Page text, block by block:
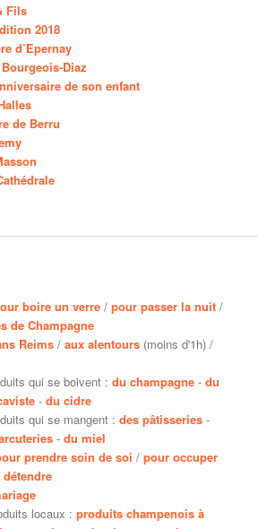
Fils
2018
d’Epernay
Diaz
de son enfant
de Berru
boire un verre /pour passer la nuit /
de Champagne
Reims /aux alentours (moins d'1h) /
qui se boivent :du champagne -du
-du cidre
qui se mangent :des pâtisseries -
-du miel
prendre soin de soi /pour occuper
locaux :produits champenois à